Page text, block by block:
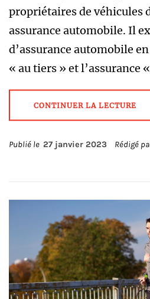
propriétaires de véhicules
assurance automobile. Il
d’assurance automobile
« au tiers » et l’assurance
CONTINUER LA LECTURE
Publié le 27 janvier 2023 Rédigé